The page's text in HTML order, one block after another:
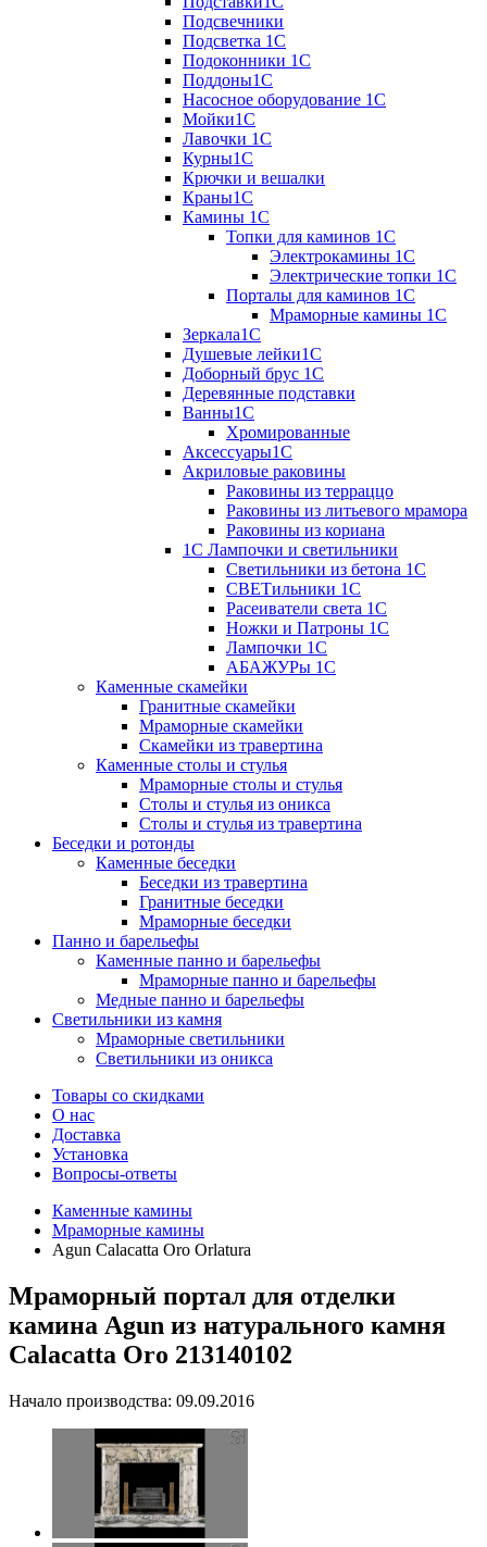
Подсвечники
Подсветка 1С
Подоконники 1С
Поддоны1С
Насосное оборудование 1С
Мойки1С
Лавочки 1С
Курны1С
Крючки и вешалки
Краны1С
Камины 1C
Топки для каминов 1C
Электрокамины 1С
Электрические топки 1C
Порталы для каминов 1С
Мраморные камины 1C
Зеркала1С
Душевые лейки1С
Доборный брус 1С
Деревянные подставки
Ванны1С
Хромированные
Аксессуары1С
Акриловые раковины
Раковины из терраццо
Раковины из литьевого мрамора
Раковины из кориана
1С Лампочки и светильники
Светильники из бетона 1С
СВЕТильники 1С
Расеиватели света 1С
Ножки и Патроны 1С
Лампочки 1С
АБАЖУРы 1С
Каменные скамейки
Гранитные скамейки
Мраморные скамейки
Скамейки из травертина
Каменные столы и стулья
Мраморные столы и стулья
Столы и стулья из оникса
Столы и стулья из травертина
Беседки и ротонды
Каменные беседки
Беседки из травертина
Гранитные беседки
Мраморные беседки
Панно и барельефы
Каменные панно и барельефы
Мраморные панно и барельефы
Медные панно и барельефы
Светильники из камня
Мраморные светильники
Светильники из оникса
Товары со скидками
О нас
Доставка
Установка
Вопросы-ответы
Каменные камины
Мраморные камины
Agun Calacatta Oro Orlatura
Мраморный портал для отделки
камина Agun из натурального камня
Calacatta Oro 213140102
Начало производства: 09.09.2016